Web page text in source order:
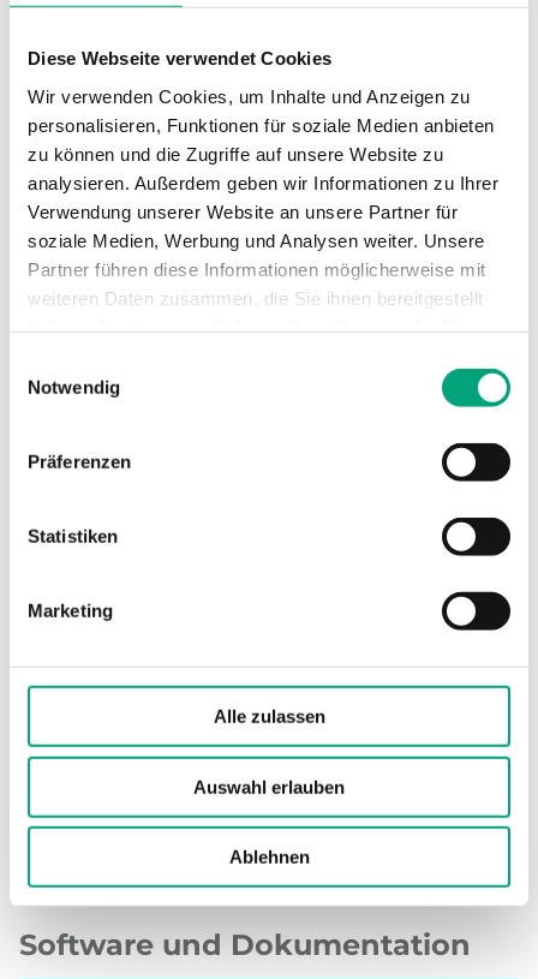
Diese Webseite verwendet Cookies
Wir verwenden Cookies, um Inhalte und Anzeigen zu
personalisieren, Funktionen für soziale Medien anbieten
zu können und die Zugriffe auf unsere Website zu
analysieren. Außerdem geben wir Informationen zu Ihrer
Verwendung unserer Website an unsere Partner für
soziale Medien, Werbung und Analysen weiter. Unsere
Partner führen diese Informationen möglicherweise mit
weiteren Daten zusammen, die Sie ihnen bereitgestellt
Notwendig
Präferenzen
Statistiken
Marketing
Alle zulassen
Auswahl erlauben
Ablehnen
Technische Daten
Technische Daten für CO2DT-R – CO2-
Transmitter, Kanalmontage
Versorgungsspannung
24 V AC ± 20 %,
50/60 Hz oder
15...35 V DC, 3 VA
Relaisausgang
Max. 1 A bei 50 V
Arbeitsbereich 0...2000 ppm
± 50 ppm + 2 %
des Messwertes
Kalibrierung Automatisch
Montage Kanal
Software und Dokumentation